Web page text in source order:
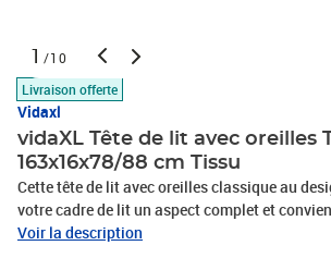
1 /10
Livraison offerte
Vidaxl
vidaXL Tête de lit avec oreilles
163x16x78/88 cm Tissu
Cette tête de lit avec oreilles classique au
votre cadre de lit un aspect complet et
coucher. Tissu durable : le tissu présente un
Voir la description